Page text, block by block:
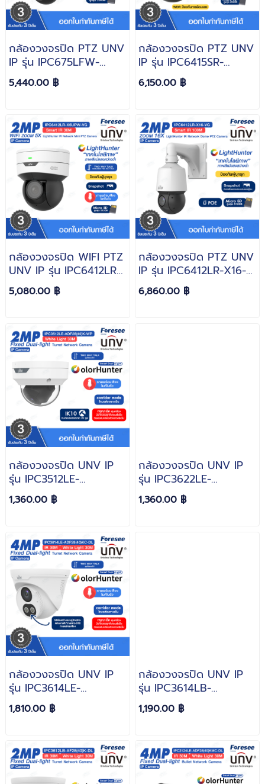
กล้องวงจรปิด PTZ UNV
IP รุ่น IPC675LFW-
AX4DUPKC-VG หมุน
ซ้าย-ขาว 0° ~ 345° ขึ้น-
4X ความละเอียด 5MP
LightHunter
5,440.00 ฿
กล้องวงจรปิด PTZ UNV
IP รุ่น IPC6415SR-
X5UPW-VG หมุนซ้าย-
ขาว 350องศา ขึ้น-ลง
LightHunter
6,150.00 ฿
กล้องวงจรปิด WIFI PTZ
UNV IP รุ่น IPC6412LR-
X5UPW-VG หมุนซ้าย-
ขาว 350องศา ขึ้น-ลง
LightHunter
5,080.00 ฿
กล้องวงจรปิด PTZ UNV
IP รุ่น IPC6412LR-X16-
VG หมุนซ้าย-ขาว
360องศา ขึ้น-ลง
6,860.00 ฿
กล้องวงจรปิด UNV IP
รุ่น IPC3512LE-
ADF28(40)K-WP ความ
ละเอียด 2MP
1,360.00 ฿
กล้องวงจรปิด UNV IP
รุ่น IPC3622LE-
ADF28(40)K-WP ความ
ละเอียด 2MP
1,360.00 ฿
กล้องวงจรปิด UNV IP
รุ่น IPC3614LE-
ADF28(40)KC-DL ความ
ละเอียด 4MP
1,810.00 ฿
กล้องวงจรปิด UNV IP
รุ่น IPC3614LB-
AF28(40)K-DL ความ
ละเอียด 4MP
1,190.00 ฿